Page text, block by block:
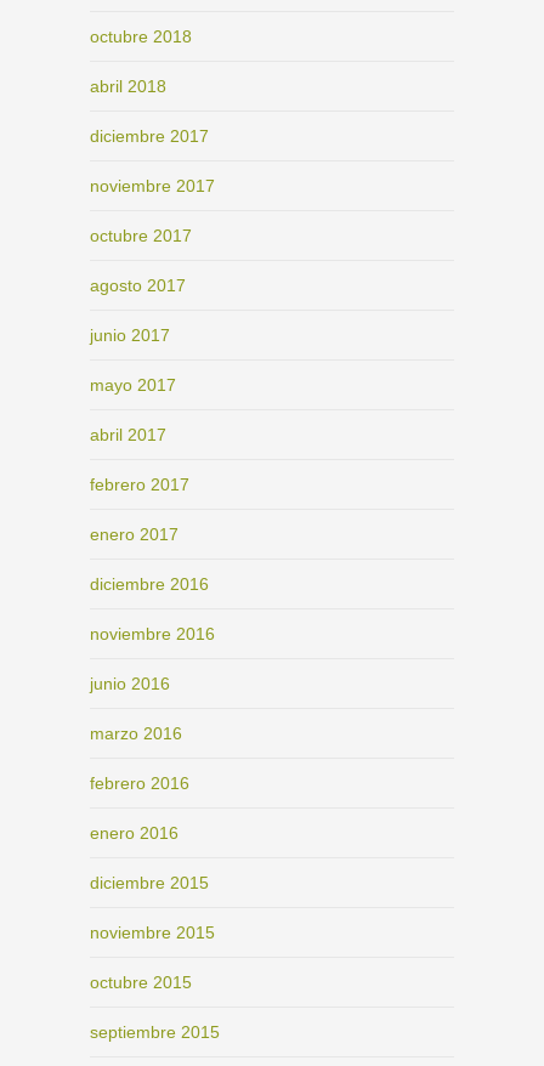
octubre 2018
abril 2018
diciembre 2017
noviembre 2017
octubre 2017
agosto 2017
junio 2017
mayo 2017
abril 2017
febrero 2017
enero 2017
diciembre 2016
noviembre 2016
junio 2016
marzo 2016
febrero 2016
enero 2016
diciembre 2015
noviembre 2015
octubre 2015
septiembre 2015